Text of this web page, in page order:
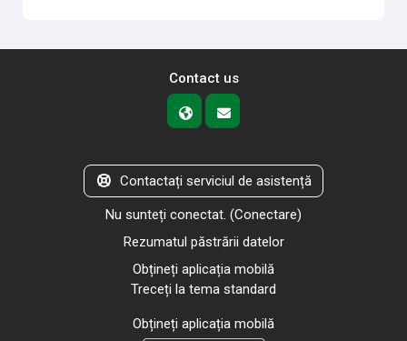
Contact us
Contactați serviciul de asistență
Nu sunteți conectat. (Conectare)
Rezumatul păstrării datelor
Obțineți aplicația mobilă
Treceți la tema standard
Obțineți aplicația mobilă